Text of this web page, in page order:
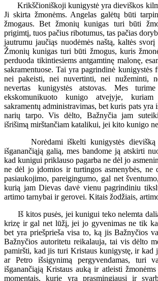
Krikščioniškoji kunigystė yra dieviškos
Ji skirta žmonėms. Angelas galėtų būti
žmogaus. Bet žmonių kunigas turi būti
prigimtį, tuos pačius ribotumus, tas pačias
jautrumu jaučiąs nuodėmės naštą, kaltės
Žmonių kunigas turi būti žmogus, kuris
perduoda tikintiesiems antgamtinę malonę,
sakramentuose. Tai yra pagrindinė kunigystės
nei pakeisti, nei nuvertinti, nei nužeminti,
nevertas kunigystės atstovas. Mes
ekskomunikuoto kunigo atvejyje,
sakramentų administravimas, bet kuris pats yra
narių tarpo. Vis dėlto, Bažnyčia jam
išrišimą mirštančiam katalikui, jei kito kunigo
Norėdami iškelti kunigystės dievišką
išganančiąją galią, mes bandome ją atskirti
kad kunigui priklauso pagarba ne dėl jo
ne dėl jo įdomios ir turtingos asmenybės, ne
pasiaukojimo, pareigingumo, gal net
kurią jam Dievas davė vienu pagrindiniu
artimo tarnybai ir gerovei. Kitais žodžiais,
Iš kitos pusės, jei kunigui teko nelemta
krizę ir gal net lūžį, jei jo gyvenimas ne tik
bet yra priešprieša visa to, ką jis Bažnyčios
Bažnyčios autoritetu reikalauja, tai vis dėlto
pamiršti, kad jis turi Kristaus kunigystę, ir kad
ar Petro išsigynimą pergyvendamas, turi
išganančiąją Kristaus auką ir atleisti
momentais, kurie yra prasmingiausi ir